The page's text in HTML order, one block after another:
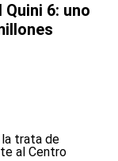
6: uno